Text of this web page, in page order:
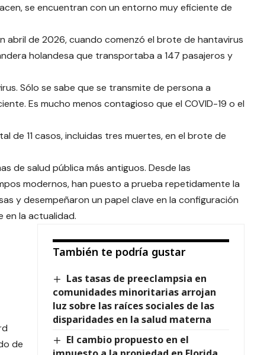
se encuentran con un entorno muy eficiente de
abril de 2026, cuando comenzó el brote de hantavirus
holandesa que transportaba a 147 pasajeros y
Sólo se sabe que se transmite de persona a
Es mucho menos contagioso que el COVID-19 o el
de 11 casos, incluidas tres muertes, en el brote de
de salud pública más antiguos. Desde las
modernos, han puesto a prueba repetidamente la
y desempeñaron un papel clave en la configuración
en la actualidad.
También te podría gustar
Las tasas de preeclampsia en
comunidades minoritarias arrojan
luz sobre las raíces sociales de las
disparidades en la salud materna
El cambio propuesto en el
de